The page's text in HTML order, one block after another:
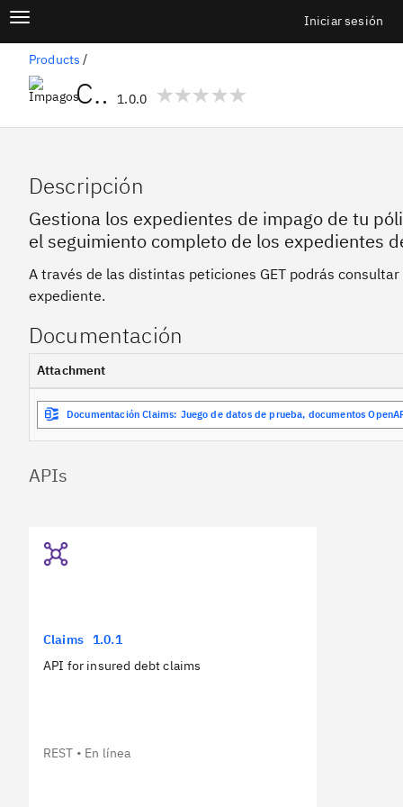
al
principal
Alternar navegación
Iniciar
Iniciar sesión
Products /
Claims 1.0.0
Descripción
Gestiona los expedientes de impago de tu
el seguimiento completo de los expedientes
A través de las distintas peticiones GET podrás
expediente.
Documentación
Attachment
Documentación Claims: Juego de datos de prueba, documentos
APIs
Claims 1.0.1
API for insured debt claims
REST En línea